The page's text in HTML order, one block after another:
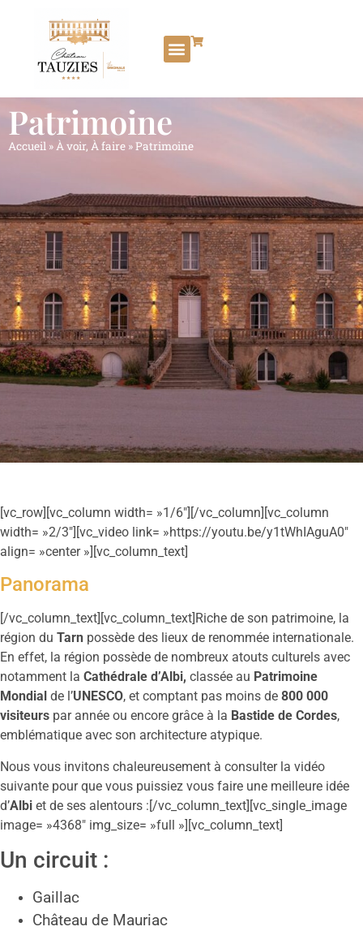
Patrimoine
Accueil »À voir, À faire »Patrimoine
[vc_row][vc_column width= »1/6″][/vc_column][vc_column
width= »2/3″][vc_video link= »https://youtu.be/y1tWhIAguA0″
align= »center »][vc_column_text]
Panorama
[/vc_column_text][vc_column_text]Riche de son patrimoine, la
région du Tarn possède des lieux de renommée internationale.
En effet, la région possède de nombreux atouts culturels avec
notamment la Cathédrale d’Albi, classée au Patrimoine
Mondial de l’UNESCO, et comptant pas moins de 800 000
visiteurs par année ou encore grâce à la Bastide de Cordes,
emblématique avec son architecture atypique.
Nous vous invitons chaleureusement à consulter la vidéo
suivante pour que vous puissiez vous faire une meilleure idée
d’Albi et de ses alentours :[/vc_column_text][vc_single_image
image= »4368″ img_size= »full »][vc_column_text]
Un circuit :
Gaillac
Château de Mauriac